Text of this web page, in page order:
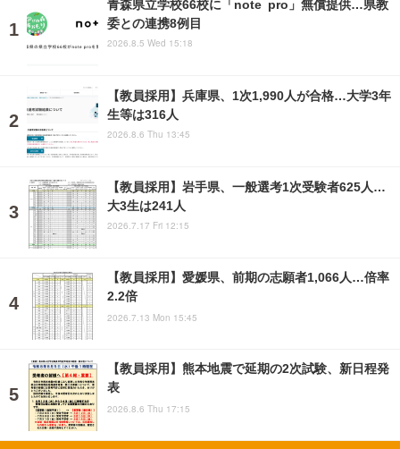
青森県立学校66校に「note pro」無償提供…県教
委との連携8例目
2026.8.5 Wed 15:18
【教員採用】兵庫県、1次1,990人が合格…大学3年
生等は316人
2026.8.6 Thu 13:45
【教員採用】岩手県、一般選考1次受験者625人…
大3生は241人
2026.7.17 Fri 12:15
【教員採用】愛媛県、前期の志願者1,066人…倍率
2.2倍
2026.7.13 Mon 15:45
【教員採用】熊本地震で延期の2次試験、新日程発
表
2026.8.6 Thu 17:15